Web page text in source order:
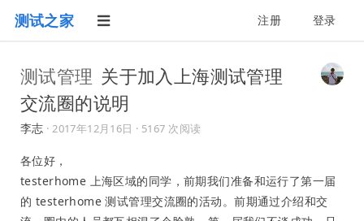
测试之家 注册 登录
测试管理 关于加入上海测试管理
交流圈的说明
李志 ·2017年12月16日 · 5167 次阅读
各位好，
testerhome 上海区域的同学，前期我们准备和运行了第一届
的 testerhome 测试管理交流圈的活动。前期通过介绍和交